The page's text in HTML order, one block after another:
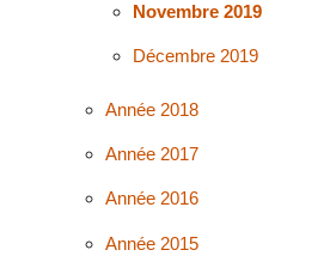
Novembre 2019
Décembre 2019
Année 2018
Année 2017
Année 2016
Année 2015